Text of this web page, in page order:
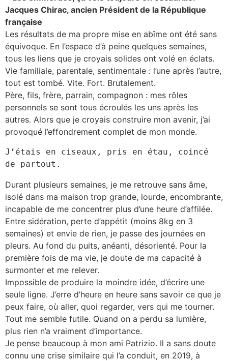
Jacques Chirac, ancien Président de la République
française
Les résultats de ma propre mise en abîme ont été sans
équivoque. En l’espace d’à peine quelques semaines,
tous les liens que je croyais solides ont volé en éclats.
Vie familiale, parentale, sentimentale : l’une après l’autre,
tout est tombé. Vite. Fort. Brutalement.
Père, fils, frère, parrain, compagnon : mes rôles
personnels se sont tous écroulés les uns après les
autres. Alors que je croyais construire mon avenir, j’ai
provoqué l’effondrement complet de mon monde.
J’étais en ciseaux, pris en étau, coincé
de partout.
Durant plusieurs semaines, je me retrouve sans âme,
isolé dans ma maison trop grande, lourde, encombrante,
incapable de me concentrer plus d’une heure d’affilée.
Entre sidération, perte d’appétit (moins 8kg en 3
semaines) et envie de rien, je passe des journées en
pleurs. Au fond du puits, anéanti, désorienté. Pour la
première fois de ma vie, je doute de ma capacité à
surmonter et me relever.
Impossible de produire la moindre idée, d’écrire une
seule ligne. J’erre d’heure en heure sans savoir ce que je
peux faire, où aller, quoi regarder, vers qui me tourner.
Tout me semble futile. Quand on a perdu sa lumière,
plus rien n’a vraiment d’importance.
Je pense beaucoup à mon ami Patrizio. Il a sans doute
connu une crise similaire qui l’a conduit, en 2019, à